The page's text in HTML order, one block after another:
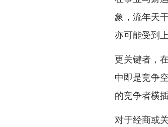
象，流年天
亦可能受到
更关键者，
中即是竞争
的竞争者横
对于经商或